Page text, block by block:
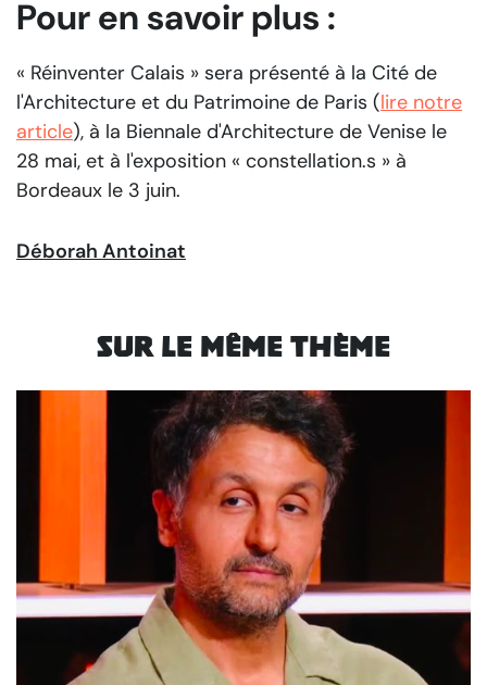
Pour en savoir plus :
« Réinventer Calais » sera présenté à la Cité de
l'Architecture et du Patrimoine de Paris (lire notre
article), à la Biennale d'Architecture de Venise le
28 mai, et à l'exposition « constellation.s » à
Bordeaux le 3 juin.
Déborah Antoinat
Sur le même thème